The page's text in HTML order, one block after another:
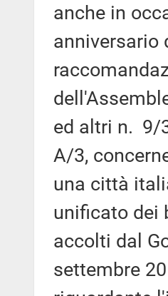
anche in
anniversario
ed altri n. 9/
A/3,
una città
unificato dei
accolti dal
settembre